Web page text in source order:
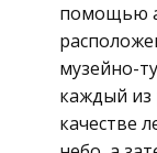
помощью
музейно-
каждый из
качестве